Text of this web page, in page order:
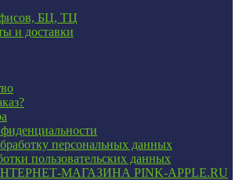
БЦ, ТЦ
и доставки
персональных данных
пользовательских данных
МАГАЗИНА PINK-APPLE.RU